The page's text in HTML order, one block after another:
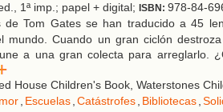
1ª imp.; papel + digital; ISBN: 978-84-
de Tom Gates se han traducido a 45
mundo. Cuando un gran ciclón
a una gran colecta para arreglarlo.
House Children's Book, Waterstones
, Escuelas,Catástrofes, Bibliotecas,